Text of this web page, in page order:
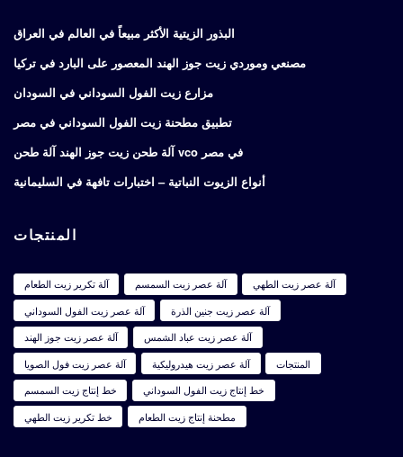
البذور الزيتية الأكثر مبيعاً في العالم في العراق
مصنعي وموردي زيت جوز الهند المعصور على البارد في تركيا
مزارع زيت الفول السوداني في السودان
تطبيق مطحنة زيت الفول السوداني في مصر
آلة طحن زيت جوز الهند آلة طحن vco في مصر
أنواع الزيوت النباتية – اختبارات تافهة في السليمانية
المنتجات
آلة تكرير زيت الطعام آلة عصر زيت السمسم
آلة عصر زيت الطهي
آلة عصر زيت الفول السوداني
آلة عصر زيت جنين الذرة
آلة عصر زيت جوز الهند
آلة عصر زيت عباد الشمس
آلة عصر زيت فول الصويا
آلة عصر زيت هيدروليكية
المنتجات
خط إنتاج زيت السمسم
خط إنتاج زيت الفول السوداني
خط تكرير زيت الطهي
مطحنة إنتاج زيت الطعام